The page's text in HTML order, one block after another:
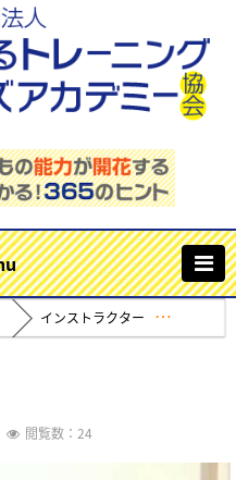
インストラクター
閲覧数：24